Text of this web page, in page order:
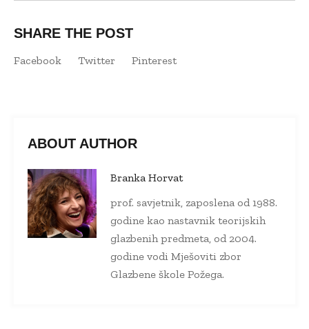
SHARE THE POST
Facebook Twitter Pinterest
ABOUT AUTHOR
Branka Horvat
prof. savjetnik, zaposlena od 1988.
godine kao nastavnik teorijskih
glazbenih predmeta, od 2004.
godine vodi Mješoviti zbor
Glazbene škole Požega.